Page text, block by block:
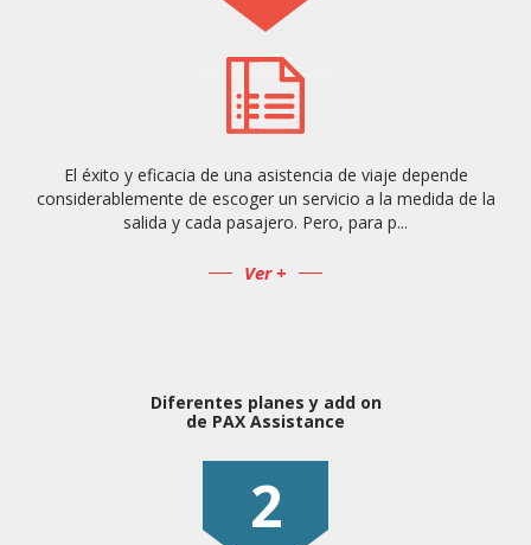
El éxito y eficacia de una asistencia de viaje depende
considerablemente de escoger un servicio a la medida de la
salida y cada pasajero. Pero, para p...
Ver +
Diferentes planes y add on
de PAX Assistance
2